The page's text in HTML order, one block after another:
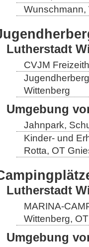
Wunschmann,
Lutherstadt
CVJM
Wittenberg
Umgebung
Jahnpark,
Kinder- und
Rotta, OT
Lutherstadt
MARINA-
Wittenberg,
Umgebung